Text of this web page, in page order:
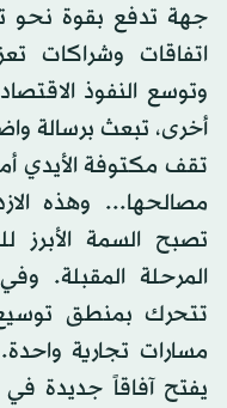
جهة تدفع بقوة نحو
اتفاقات وشراكات
وتوسع النفوذ
أخرى، تبعث برسالة
تقف مكتوفة الأيدي
مصالحها... وهذه
تصبح السمة الأبرز
المرحلة المقبلة.
تتحرك بمنطق توسيع
مسارات تجارية
يفتح آفاقاً جديدة في